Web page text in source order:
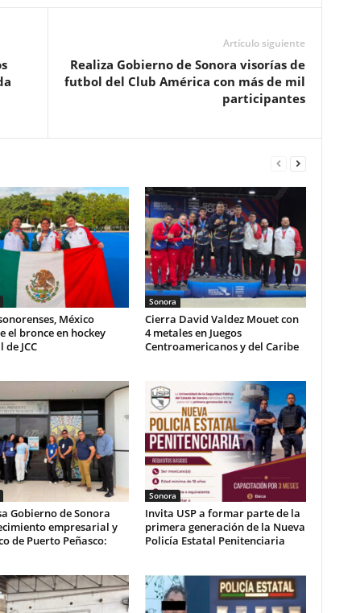
Artículo siguiente
Realiza Gobierno de Sonora visorías de
futbol del Club América con más de mil
participantes
México
el bronce en hockey
JCC
Sonora
Cierra David Valdez Mouet con
4 metales en Juegos
Centroamericanos y del Caribe
Gobierno de Sonora
empresarial y
de Puerto Peñasco:
Sonora
Invita USP a formar parte de la
primera generación de la Nueva
Policía Estatal Penitenciaria